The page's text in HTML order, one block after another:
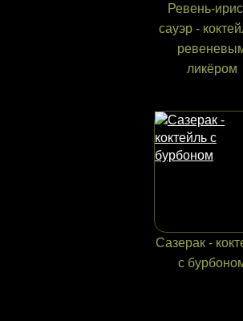
Ревень-
сауэр -
ликёром
Сазерак -
с